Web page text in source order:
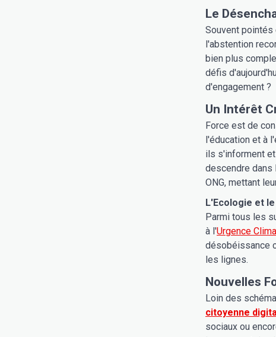
Le
Souvent pointés
l'abstention
bien plus
défis
d'engagement ?
Un Intérêt
Force est de
l'éducation et à
ils s'informent
descendre dans
ONG, mettant
L'Ecologie et
Parmi tous les
à l'Urgence
désobéissance
les lignes.
Nouvelles
Loin des
citoyenne
sociaux ou